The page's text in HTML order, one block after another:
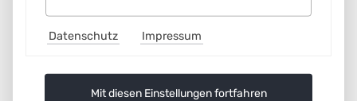
Datenschutz Impressum
Mit diesen Einstellungen fortfahren